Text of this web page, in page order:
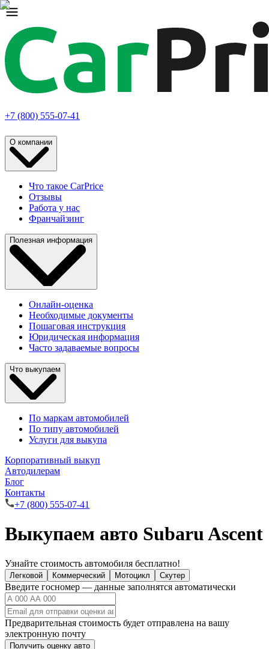
+7 (800) 555-07-41
О компании
Что такое CarPrice
Отзывы
Работа у нас
Франчайзинг
Полезная информация
Онлайн-оценка
Необходимые документы
Пошаговая инструкция
Юридическая информация
Часто задаваемые вопросы
Что выкупаем
По маркам автомобилей
По типу автомобилей
Услуги для выкупа
Корпоративный выкуп
Автодилерам
Блог
Контакты
+7 (800) 555-07-41
Выкупаем авто Subaru Ascent
Узнайте стоимость автомобиля бесплатно!
Легковой Коммерческий Мотоцикл Скутер
Введите госномер — данные заполнятся автоматически
Предварительная стоимость будет отправлена на вашу
электронную почту
Получить оценку авто